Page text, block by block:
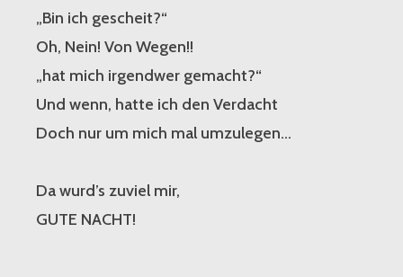
„Bin ich gescheit?“
Oh, Nein! Von Wegen!!
„hat mich irgendwer gemacht?“
Und wenn, hatte ich den Verdacht
Doch nur um mich mal umzulegen…
Da wurd’s zuviel mir,
GUTE NACHT!